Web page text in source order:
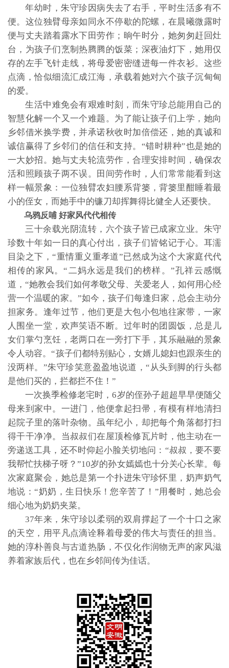
年幼时，朱守珍因病失去了右手，平时生活多有不
便。这位独臂母亲如同永不停歇的陀螺，在晨曦微露时
便与丈夫踏着露水下田劳作；晌午时分，她匆匆赶回灶
台，为孩子们烹制热腾腾的饭菜；深夜油灯下，她用仅
存的左手飞针走线，将母爱密密缝进每一件衣衫。这些
点滴，恰似细流汇成江海，承载着她对六个孩子沉甸甸
的爱。
生活中难免会有艰难时刻，而朱守珍总能用自己的
智慧化解一个又一个难题。为了能让孩子们上学，她向
乡邻借米换学费，并承诺秋收时加倍偿还，她的真诚和
诚信赢得了乡邻们的信任和支持。“错时耕种”也是她的
一大妙招。她与丈夫轮流劳作，合理安排时间，确保农
活和照顾孩子两不误。田间劳作时，人们常常能看到这
样一幅景象：一位独臂农妇腰系背篓，背篓里酣睡着最
小的侄女，而她手中的镰刀却挥舞得比健全人还要快。
乌鸦反哺 好家风代代相传
三十余载光阴流转，六个孩子皆已成家立业。朱守
珍数十年如一日的真心付出，孩子们皆铭记于心。耳濡
目染之下，“重情重义重孝道”已然成为这个大家庭代代
相传的家风。“二妈永远是我们的榜样。”孔祥云感慨
道，“她教会我们如何孝敬父母、关爱老人，如何用心经
营一个温暖的家。”如今，孩子们每逢归家，总会主动分
担家务。逢年过节，他们更是大包小包地往家带，一家
人围坐一堂，欢声笑语不断。过年时的团圆饭，总是儿
女们掌勺烹饪，老两口在一旁打下手，其乐融融的景象
令人动容。“孩子们都特别贴心，女婿儿媳妇也跟亲生的
没两样。”朱守珍笑意盈盈地说道，“从头到脚的行头都
是他们买的，拦都拦不住！”
一次换季检修老宅时，6岁的侄孙子超超早早便随父
母来到家中。一进门，他便拿起扫帚，有模有样地清扫
起院子里的落叶杂物。虽年纪小，却把每个角落都打扫
得干干净净。当叔叔们在屋顶检修瓦片时，他主动在一
旁递送工具，还不时仰起小脸关切地问：“叔叔，要不要
我帮忙扶梯子呀？”10岁的孙女嫣嫣也十分关心长辈。每
次家庭聚会，她总是第一个扑进朱守珍怀里，奶声奶气
地说：“奶奶，生日快乐！您辛苦了！”用餐时，她总会
细心地为奶奶夹菜。
37年来，朱守珍以柔弱的双肩撑起了一个十口之家
的天空，用平凡点滴诠释着母爱的伟大与责任的担当。
她的淳朴善良与古道热肠，不仅化作润物无声的家风滋
养着家族后代，也在乡邻间传为佳话。